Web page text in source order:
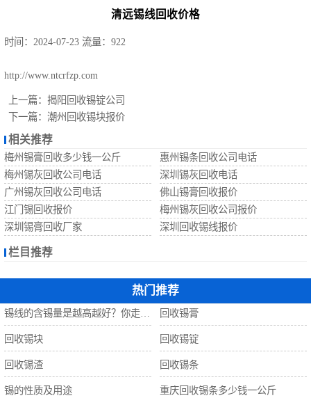
清远锡线回收价格
时间：2024-07-23 流量：922
http://www.ntcrfzp.com
上一篇： 揭阳回收锡锭公司
下一篇： 潮州回收锡块报价
相关推荐
梅州锡膏回收多少钱一公斤
惠州锡条回收公司电话
梅州锡灰回收公司电话
深圳锡灰回收电话
广州锡灰回收公司电话
佛山锡膏回收报价
江门锡回收报价
梅州锡灰回收公司报价
深圳锡膏回收厂家
深圳回收锡线报价
栏目推荐
热门推荐
回收锡膏
回收锡块 回收锡锭
回收锡渣 回收锡条
锡的性质及用途 重庆回收锡条多少钱一公斤
回收锡珠
回收锡